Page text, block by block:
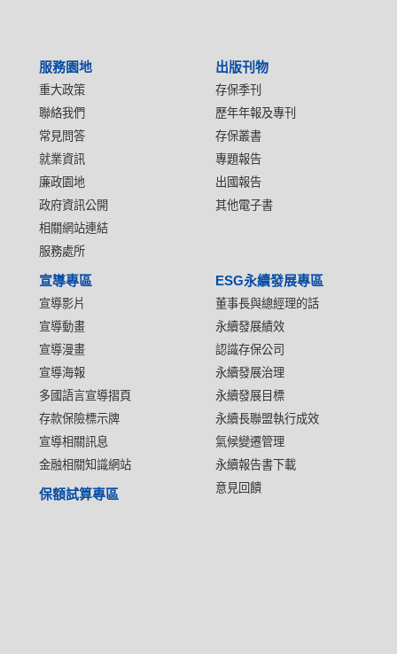
服務園地
重大政策
聯絡我們
常見問答
就業資訊
廉政園地
政府資訊公開
相關網站連結
服務處所
出版刊物
存保季刊
歷年年報及專刊
存保叢書
專題報告
出國報告
其他電子書
宣導專區
宣導影片
宣導動畫
宣導漫畫
宣導海報
多國語言宣導摺頁
存款保險標示牌
宣導相關訊息
金融相關知識網站
ESG永續發展專區
董事長與總經理的話
永續發展績效
認識存保公司
永續發展治理
永續發展目標
永續長聯盟執行成效
氣候變遷管理
永續報告書下載
意見回饋
保額試算專區